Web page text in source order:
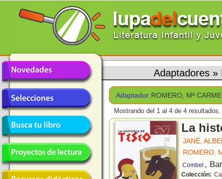
Adaptadores »
Adaptador: ROMERO, Mª
Mostrando del 1 al 4 de 4 resultados.
La
JANÉ,
ROMERO,
Combel ,
Colección: